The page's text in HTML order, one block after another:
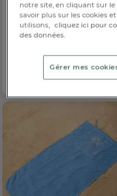
Hochet
Dans les bois
Dès19,00 €
notre site, en cliquant sur le
savoir plus sur les cookies
utilisons, cliquez ici pour
des données.
Gérer mes